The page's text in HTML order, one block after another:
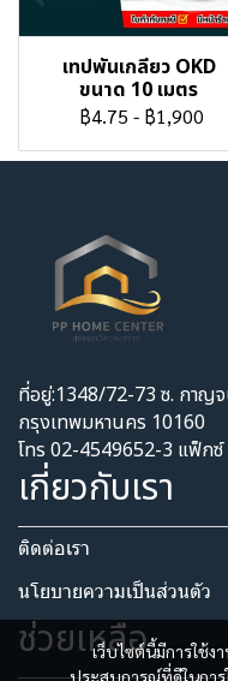
เทปพันเกลียว OKD
ขนาด 10 เมตร
฿4.75 - ฿1,900
เว็บไซต์นี้มีการใช้
ประสบการณ์ที่ดีในการ
ที่อยู่:1348/72-73 ซ. กาญ
กรุงเทพมหานคร 10160
โทร 02-4549652-3 แฟ็ก
เกี่ยวกับเรา
ติดต่อเรา
นโยบายความเป็นส่วนตัว​
ช่วยเหลือ